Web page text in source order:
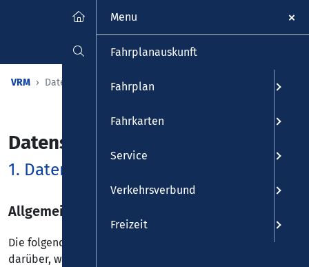
VRM Datenschutz
Datenschutz­erklärung
1. Datenschutz auf einen Blick
Allgemeine Hinweise
Die folgenden Hinweise geben einen einfachen Überblick
darüber, was mit Ihren personenbezogenen Daten
Menu
Fahrplanauskunft
Fahrplan
Fahrkarten
Service
Verkehrsverbund
Freizeit